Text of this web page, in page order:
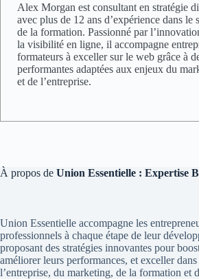
Alex Morgan est consultant en stratégie
avec plus de 12 ans d’expérience dans le
de la formation. Passionné par
la visibilité en ligne, il accompagne
formateurs à exceller sur le web grâce à
performantes adaptées aux enjeux du
et de l’entreprise.
À propos de Union Essentielle : Expertise
Union Essentielle accompagne les
professionnels à chaque étape de leur
proposant des stratégies innovantes pour
améliorer leurs performances, et exceller
l’entreprise, du marketing, de la formation et